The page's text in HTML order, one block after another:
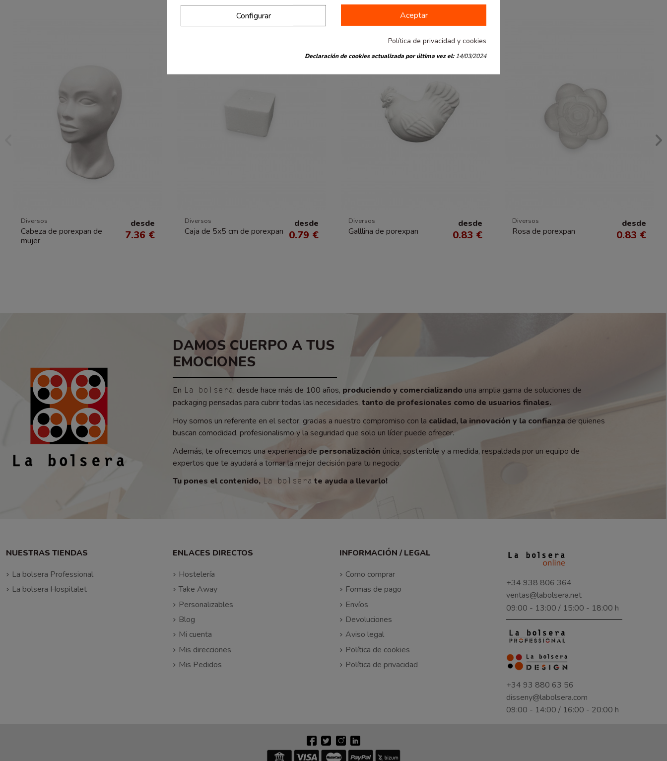
Diversos
Cabeza de porexpan de
mujer
desde
7.36 €
Diversos
Caja de 5x5 cm de porexpan
desde
0.79 €
Diversos
Galllina de porexpan
desde
0.83 €
Diversos
Rosa de porexpan
desde
0.83 €
DAMOS CUERPO A TUS
EMOCIONES
En La bolsera, desde hace más de 100 años, produciendo y comercializando una amplia gama de soluciones de
packaging pensadas para cubrir todas las necesidades, tanto de profesionales como de usuarios finales.
Hoy somos un referente en el sector, gracias a nuestro compromiso con la calidad, la innovación y la confianzade quienes
buscan comodidad, profesionalismo y la seguridad que solo un líder puede ofrecer.
Además, te ofrecemos una experiencia de personalización única, sostenible y a medida, respaldada por un equipo de
expertos que te ayudará a tomar la mejor decisión para tu negocio.
Tu pones el contenido, La bolsera te ayuda a llevarlo!
NUESTRAS TIENDAS
La bolsera Professional
La bolsera Hospitalet
ENLACES DIRECTOS
Hostelería
Take Away
Personalizables
Blog
Mi cuenta
Mis direcciones
Mis Pedidos
INFORMACIÓN / LEGAL
Como comprar
Formas de pago
Envíos
Devoluciones
Aviso legal
Política de cookies
Política de privacidad
+34 938 806 364
ventas@labolsera.net
09:00 - 13:00 / 15:00 - 18:00 h
+34 93 880 63 56
disseny@labolsera.com
09:00 - 14:00 / 16:00 - 20:00 h
Aceptar
Configurar
Política de privacidad y cookies
Declaración de cookies actualizada por última vez el:14/03/2024